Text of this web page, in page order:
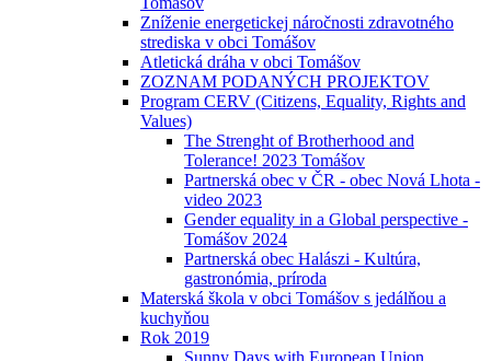
Zníženie energetickej náročnosti zdravotného
strediska v obci Tomášov
Atletická dráha v obci Tomášov
ZOZNAM PODANÝCH PROJEKTOV
Program CERV (Citizens, Equality, Rights and
Values)
The Strenght of Brotherhood and
Tolerance! 2023 Tomášov
Partnerská obec v ČR - obec Nová Lhota -
video 2023
Gender equality in a Global perspective -
Tomášov 2024
Partnerská obec Halászi - Kultúra,
gastronómia, príroda
Materská škola v obci Tomášov s jedálňou a
kuchyňou
Rok 2019
Sunny Days with European Union